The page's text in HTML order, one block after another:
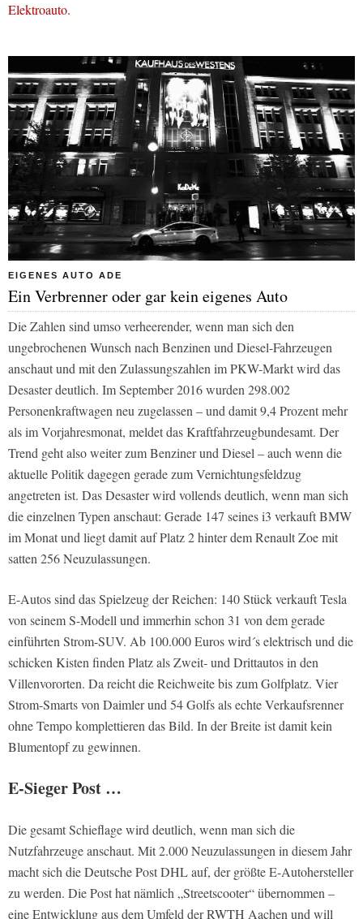
Elektroauto.
EIGENES AUTO ADE
Ein Verbrenner oder gar kein eigenes Auto
Die Zahlen sind umso verheerender, wenn man sich den
ungebrochenen Wunsch nach Benzinen und Diesel-Fahrzeugen
anschaut und mit den Zulassungszahlen im PKW-Markt wird das
Desaster deutlich. Im September 2016 wurden 298.002
Personenkraftwagen neu zugelassen – und damit 9,4 Prozent mehr
als im Vorjahresmonat, meldet das Kraftfahrzeugbundesamt. Der
Trend geht also weiter zum Benziner und Diesel – auch wenn die
aktuelle Politik dagegen gerade zum Vernichtungsfeldzug
angetreten ist. Das Desaster wird vollends deutlich, wenn man sich
die einzelnen Typen anschaut: Gerade 147 seines i3 verkauft BMW
im Monat und liegt damit auf Platz 2 hinter dem Renault Zoe mit
satten 256 Neuzulassungen.
E-Autos sind das Spielzeug der Reichen: 140 Stück verkauft Tesla
von seinem S-Modell und immerhin schon 31 von dem gerade
einführten Strom-SUV. Ab 100.000 Euros wird´s elektrisch und die
schicken Kisten finden Platz als Zweit- und Drittautos in den
Villenvororten. Da reicht die Reichweite bis zum Golfplatz. Vier
Strom-Smarts von Daimler und 54 Golfs als echte Verkaufsrenner
ohne Tempo komplettieren das Bild. In der Breite ist damit kein
Blumentopf zu gewinnen.
E-Sieger Post …
Die gesamt Schieflage wird deutlich, wenn man sich die
Nutzfahrzeuge anschaut. Mit 2.000 Neuzulassungen in diesem Jahr
macht sich die Deutsche Post DHL auf, der größte E-Autohersteller
zu werden. Die Post hat nämlich „Streetscooter“ übernommen –
eine Entwicklung aus dem Umfeld der RWTH Aachen und will